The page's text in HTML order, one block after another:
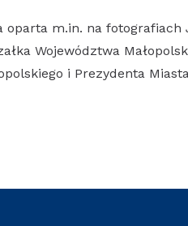
oparta m.in. na fotografiach
Województwa
i Prezydenta